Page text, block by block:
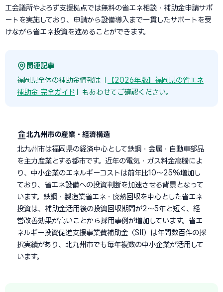
工会議所やよろず支援拠点では無料の省エネ相談・補助金申請サポ
ートを実施しており、申請から設備導入まで一貫したサポートを受
けながら省エネ投資を進めることができます。
関連記事
福岡県全体の補助金情報は「
【2026年版】福岡県の省エネ
補助金 完全ガイド 」もあわせてご確認ください。
北九州市の産業・経済構造
北九州市は福岡県の経済中心として鉄鋼・金属・自動車部品
を主力産業とする都市です。近年の電気・ガス料金高騰によ
り、中小企業のエネルギーコストは前年比10〜25%増加し
ており、省エネ設備への投資判断を加速させる背景となって
います。鉄鋼・製造業省エネ・廃熱回収を中心とした省エネ
投資は、補助金活用後の投資回収期間が2〜5年と短く、経
営改善効果が高いことから採用事例が増加しています。省エ
ネルギー投資促進支援事業費補助金（SII）は年間数百件の採
択実績があり、北九州市でも毎年複数の中小企業が活用して
います。